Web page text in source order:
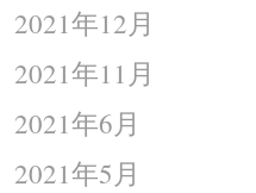
2021年12月
2021年11月
2021年6月
2021年5月